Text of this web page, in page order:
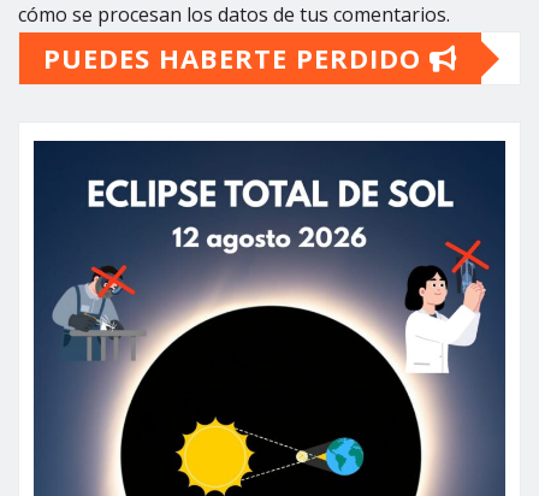
cómo se procesan los datos de tus comentarios.
PUEDES HABERTE PERDIDO